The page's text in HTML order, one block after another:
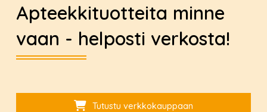
Apteekkituotteita minne
vaan - helposti verkosta!
Tutustu verkkokauppaan